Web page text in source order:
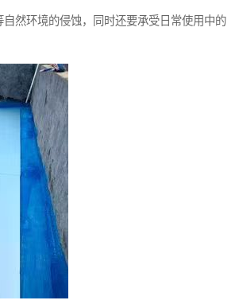
然环境的侵蚀，同时还要承受日常使用中的